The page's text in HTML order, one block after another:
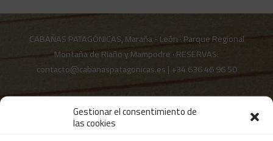
Gestionar el consentimiento de
las cookies
CABAÑAS PATAGÓNICAS, Maraña - León · Parque Regional
Montaña de Riaño y Mampodre · RESERVAS:
contacto@cabanaspatagonicas.es | +34 636 46 96 50
Certificado de Excelencia desde 2015